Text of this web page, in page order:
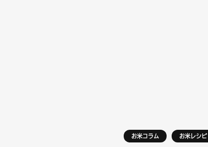
お米コラム お米レシピ